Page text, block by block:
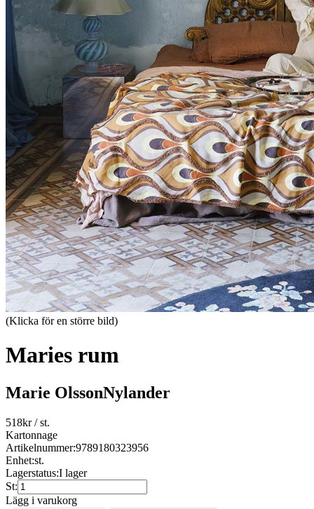
(Klicka för en större bild)
Maries rum
Marie OlssonNylander
518kr/ st.
Kartonnage
Artikelnummer:9789180323956
Enhet:st.
Lagerstatus:I lager
St:
Lägg i varukorg